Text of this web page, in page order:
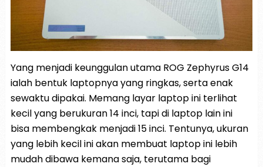
Yang menjadi keunggulan utama ROG Zephyrus G14
ialah bentuk laptopnya yang ringkas, serta enak
sewaktu dipakai. Memang layar laptop ini terlihat
kecil yang berukuran 14 inci, tapi di laptop lain ini
bisa membengkak menjadi 15 inci. Tentunya, ukuran
yang lebih kecil ini akan membuat laptop ini lebih
mudah dibawa kemana saja, terutama bagi